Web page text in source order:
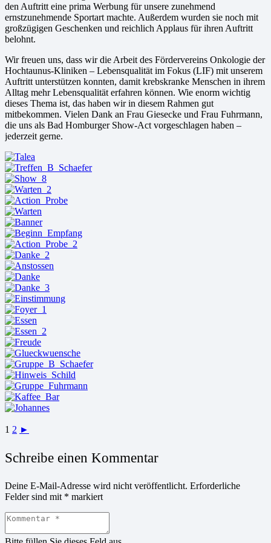
den Auftritt eine prima Werbung für unsere zunehmend
ernstzunehmende Sportart machte. Außerdem wurden sie noch mit
großzügigen Geschenken und reichlich Applaus für ihren Auftritt
belohnt.
Wir freuen uns, dass wir die Arbeit des Fördervereins Onkologie der
Hochtaunus-Kliniken – Lebensqualität im Fokus (LIF) mit unserem
Auftritt unterstützen konnten, damit krebskranke Menschen in ihrem
Alltag mehr Lebensqualität erfahren können. Wie enorm wichtig
dieses Thema ist, das haben wir in diesem Rahmen gut
mitbekommen. Vielen Dank an Frau Giesecke und Frau Fuhrmann,
die uns als Bad Homburger Show-Act vorgeschlagen haben –
jederzeit gerne.
1 2 ►
Schreibe einen Kommentar
Deine E-Mail-Adresse wird nicht veröffentlicht. Erforderliche
Felder sind mit * markiert